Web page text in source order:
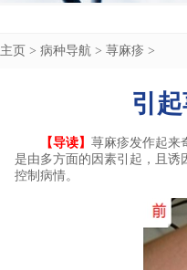
主页 > 病种导航 > 荨麻疹 >
引
【导读】 荨麻疹发作起来
是由多方面的因素引起，且诱
控制病情。